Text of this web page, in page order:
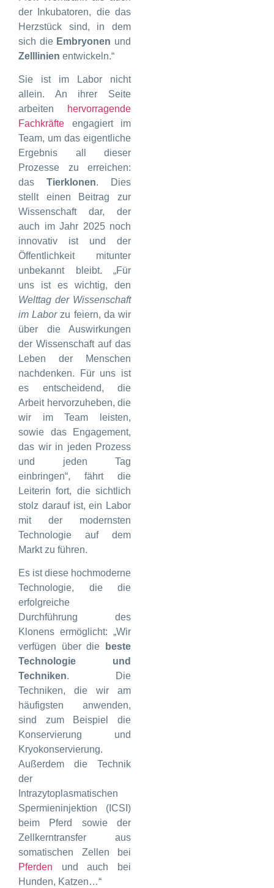
der Inkubatoren, die das
Herzstück sind, in dem
sich die Embryonen und
Zelllinien entwickeln.“
Sie ist im Labor nicht
allein. An ihrer Seite
arbeiten
hervorragende
Fachkräfte engagiert im
Team, um das eigentliche
Ergebnis all dieser
Prozesse zu erreichen:
das Tierklonen. Dies
stellt einen Beitrag zur
Wissenschaft dar, der
auch im Jahr 2025 noch
innovativ ist und der
Öffentlichkeit mitunter
unbekannt bleibt. „Für
uns ist es wichtig, den
Welttag der Wissenschaft
im Labor zu feiern, da wir
über die Auswirkungen
der Wissenschaft auf das
Leben der Menschen
nachdenken. Für uns ist
es entscheidend, die
Arbeit hervorzuheben, die
wir im Team leisten,
sowie das Engagement,
das wir in jeden Prozess
und jeden Tag
einbringen“, fährt die
Leiterin fort, die sichtlich
stolz darauf ist, ein Labor
mit der modernsten
Technologie auf dem
Markt zu führen.
Es ist diese hochmoderne
Technologie, die die
erfolgreiche
Durchführung des
Klonens ermöglicht: „Wir
verfügen über die
beste
Technologie und
Techniken. Die
Techniken, die wir am
häufigsten anwenden,
sind zum Beispiel die
Konservierung und
Kryokonservierung.
Außerdem die Technik
der
Intrazytoplasmatischen
Spermieninjektion (ICSI)
beim Pferd sowie der
Zellkerntransfer aus
somatischen Zellen bei
Pferden und auch bei
Hunden, Katzen…“